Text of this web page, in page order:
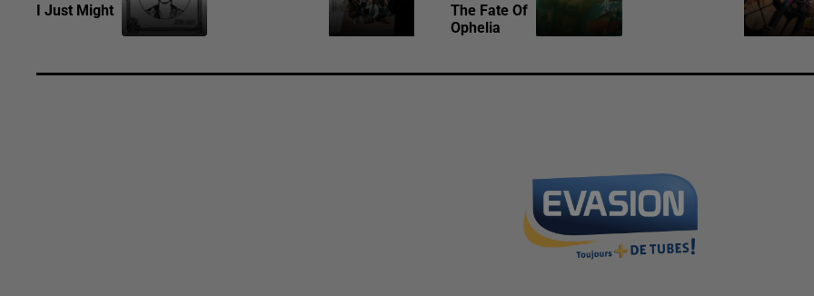
I Just Might
The Fate Of
Ophelia